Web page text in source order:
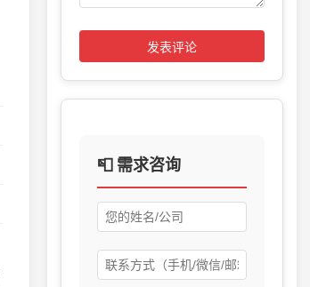
发表评论
📮 需求咨询